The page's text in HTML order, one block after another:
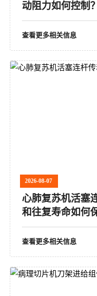
动阻力如何控制？
查看更多相关信息
2026-08-07
心肺复苏机活塞
和往复寿命如何
查看更多相关信息